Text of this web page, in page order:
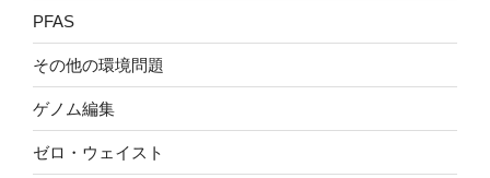
PFAS
その他の環境問題
ゲノム編集
ゼロ・ウェイスト